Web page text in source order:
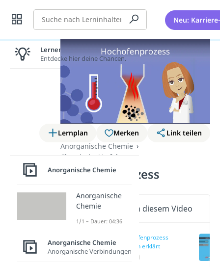
Suche Neu:
Lernplan Merken
Link teilen
Anorganische Chemie
Chemische Verfahren
Hochofenprozess
Wichtige Inhalte in diesem Video
Hochofenprozess
einfach erklärt
(00:00)
Lernen lohnt sich!
Entdecke hier deine Chancen.
Anorganische Chemie
Anorganische
Chemie
1/1 – Dauer: 04:36
Anorganische Chemie
Anorganische Verbindungen